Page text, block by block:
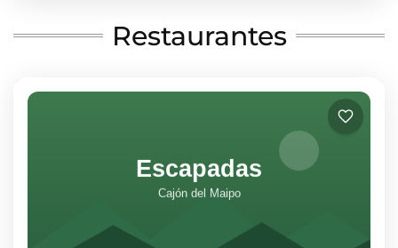
1 Person Restaurantes